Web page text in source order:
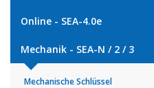
Online - SEA-4.0e
Mechanik - SEA-N / 2 / 3
Mechanische Schlüssel